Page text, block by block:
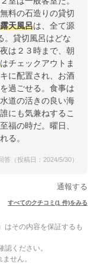
料の石造りの貸切
露天風呂は、全て源
。貸切風呂はどな
は２３時まで、朝
はチェックアウトま
に配置され、お酒
過ごせる。食事は
道の活きの良い海
にも気兼ねするこ
福の時だ。曜日、
る。
答（投稿日：2024/5/30）
通報する
すべてのクチコミ(1 件)をみる
はその内容を保証するも
ください。
せん。